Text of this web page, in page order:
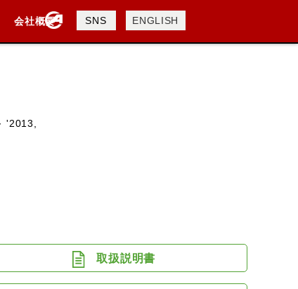
会社概要
会社概要
採用情報
SNS ENGLISH
'2013,
取扱説明書